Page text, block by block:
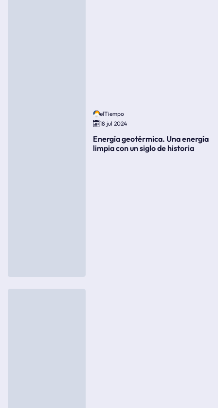
elTiempo
18 jul 2024
Energía geotérmica. Una energía
limpia con un siglo de historia